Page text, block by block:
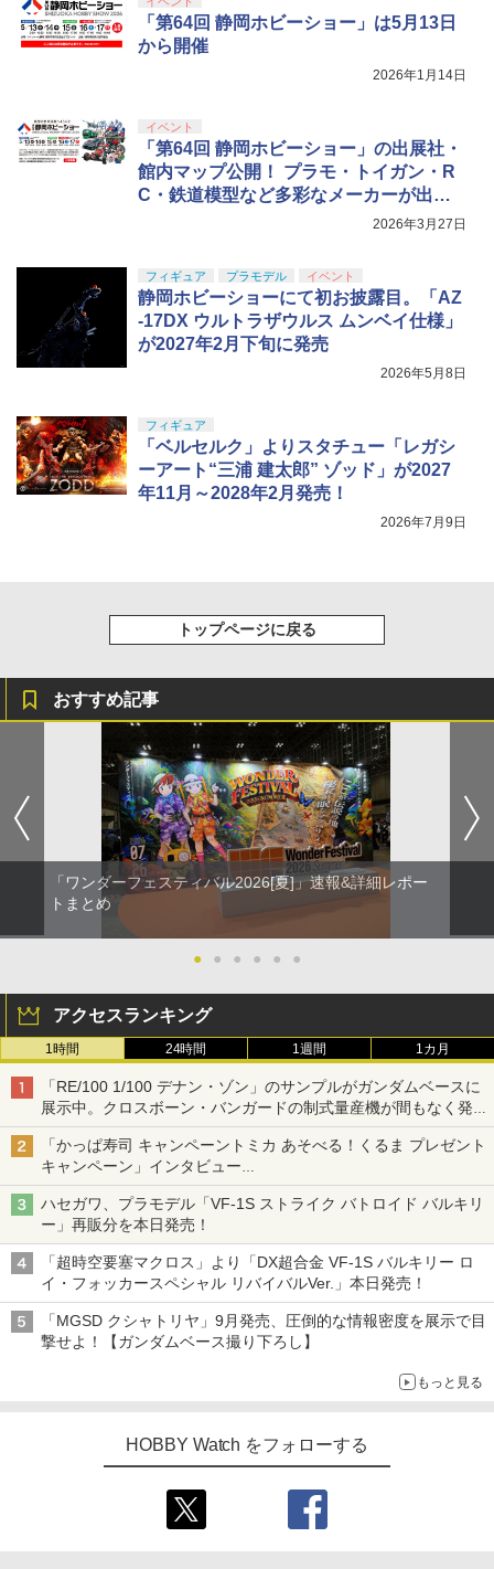
「第64回 静岡ホビーショー」は5月13日
から開催
2026年1月14日
イベント
「第64回 静岡ホビーショー」の出展社・
館内マップ公開！ プラモ・トイガン・R
C・鉄道模型など多彩なメーカーが出展
2026年3月27日
フィギュア プラモデル イベント
静岡ホビーショーにて初お披露目。「AZ
-17DX ウルトラザウルス ムンベイ仕様」
が2027年2月下旬に発売
2026年5月8日
フィギュア
「ベルセルク」よりスタチュー「レガシ
ーアート“三浦 建太郎” ゾッド」が2027
年11月～2028年2月発売！
2026年7月9日
トップページに戻る
おすすめ記事
「ワンダーフェスティバル2026[夏]」速報&詳細レポー
トまとめ
● ● ● ● ● ●
アクセスランキング
1時間 24時間 1週間 1カ月
「RE/100 1/100 デナン・ゾン」のサンプルがガンダムベースに
展示中。クロスボーン・バンガードの制式量産機が間もなく発送
【ガンダムベース撮り下ろし】
「かっぱ寿司 キャンペーントミカ あそべる！くるま プレゼント
キャンペーン」インタビュー
子どもが楽しめるかっぱ寿司ならではの体験とコラボの楽しさを
追求
ハセガワ、プラモデル「VF-1S ストライク バトロイド バルキリ
ー」再販分を本日発売！
「超時空要塞マクロス」より「DX超合金 VF-1S バルキリー ロ
イ・フォッカースペシャル リバイバルVer.」本日発売！
「MGSD クシャトリヤ」9月発売、圧倒的な情報密度を展示で目
撃せよ！【ガンダムベース撮り下ろし】
もっと見る
HOBBY Watch をフォローする